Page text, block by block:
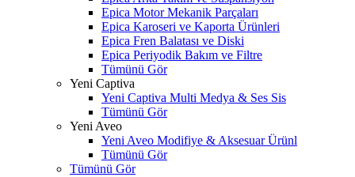
Epica Motor Mekanik Parçaları
Epica Karoseri ve Kaporta Ürünleri
Epica Fren Balatası ve Diski
Epica Periyodik Bakım ve Filtre
Tümünü Gör
Yeni Captiva
Yeni Captiva Multi Medya & Ses Sis
Tümünü Gör
Yeni Aveo
Yeni Aveo Modifiye & Aksesuar Ürünl
Tümünü Gör
Tümünü Gör